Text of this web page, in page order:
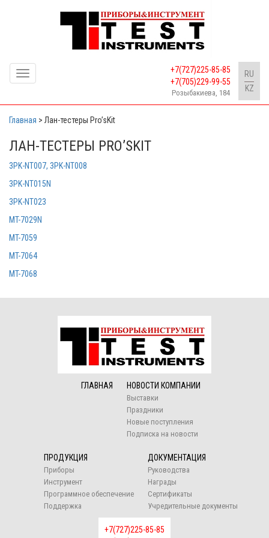
Toggle
+7(727)225-85-85
+7(705)229-99-55
Розыбакиева, 184
RU
KZ
Главная > Лан-тестеры Pro’sKit
ЛАН-ТЕСТЕРЫ PRO’SKIT
3PK-NT007, 3PK-NT008
3PK-NT015N
3PK-NT023
MT-7029N
MT-7059
MT-7064
MT-7068
ГЛАВНАЯ НОВОСТИ КОМПАНИИ
Выставки
Праздники
Новые поступления
Подписка на новости
ПРОДУКЦИЯ
Приборы
Инструмент
Программное обеспечение
Поддержка
ДОКУМЕНТАЦИЯ
Руководства
Награды
Сертификаты
Учредительные документы
+7(727)225-85-85